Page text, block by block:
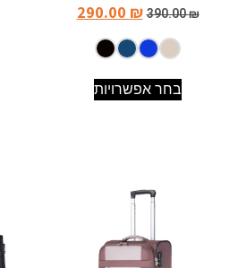
390.00₪
290.00 ₪
בחר אפשרויות